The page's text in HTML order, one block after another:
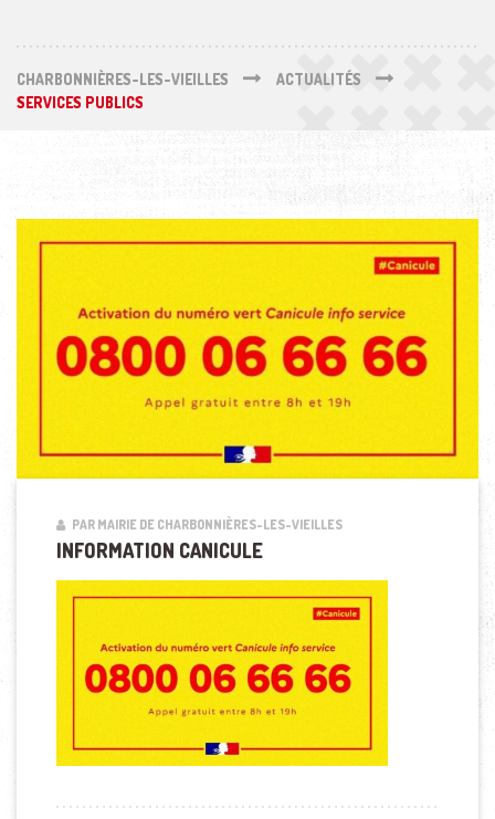
CHARBONNIÈRES-LES-VIEILLES
ACTUALITÉS
SERVICES PUBLICS
PAR MAIRIE DE CHARBONNIÈRES-LES-VIEILLES
INFORMATION CANICULE